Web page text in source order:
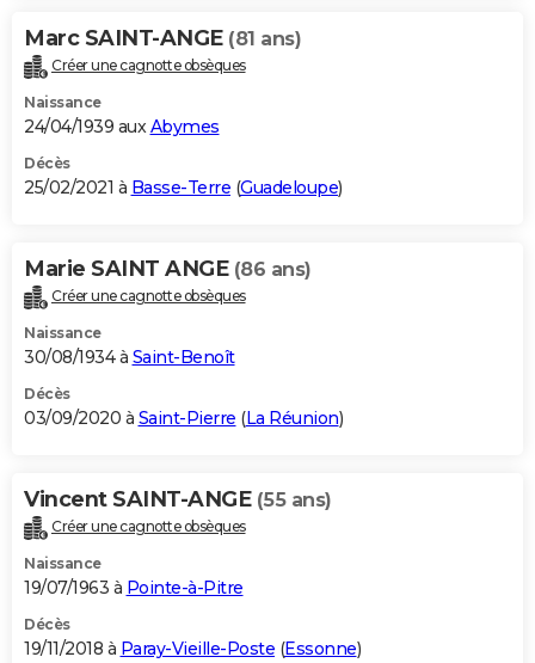
Marc SAINT-ANGE (81 ans)
Créer une cagnotte obsèques
Naissance
24/04/1939 auxAbymes
Décès
25/02/2021 à Basse-Terre (Guadeloupe)
Marie SAINT ANGE (86 ans)
Créer une cagnotte obsèques
Naissance
30/08/1934 à Saint-Benoît
Décès
03/09/2020 à Saint-Pierre (La Réunion)
Vincent SAINT-ANGE (55 ans)
Créer une cagnotte obsèques
Naissance
19/07/1963 à Pointe-à-Pitre
Décès
19/11/2018 à Paray-Vieille-Poste (Essonne)